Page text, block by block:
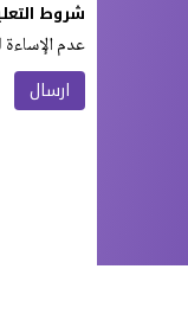
شروط
عدم الإساءة